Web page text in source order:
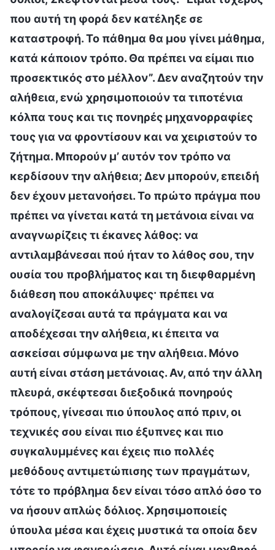
που αυτή τη φορά δεν κατέληξε σε
καταστροφή. Το πάθημα θα μου γίνει μάθημα,
κατά κάποιον τρόπο. Θα πρέπει να είμαι πιο
προσεκτικός στο μέλλον”. Δεν αναζητούν την
αλήθεια, ενώ χρησιμοποιούν τα τιποτένια
κόλπα τους και τις πονηρές μηχανορραφίες
τους για να φροντίσουν και να χειριστούν το
ζήτημα. Μπορούν μ’ αυτόν τον τρόπο να
κερδίσουν την αλήθεια; Δεν μπορούν, επειδή
δεν έχουν μετανοήσει. Το πρώτο πράγμα που
πρέπει να γίνεται κατά τη μετάνοια είναι να
αναγνωρίζεις τι έκανες λάθος: να
αντιλαμβάνεσαι πού ήταν το λάθος σου, την
ουσία του προβλήματος και τη διεφθαρμένη
διάθεση που αποκάλυψες· πρέπει να
αναλογίζεσαι αυτά τα πράγματα και να
αποδέχεσαι την αλήθεια, κι έπειτα να
ασκείσαι σύμφωνα με την αλήθεια. Μόνο
αυτή είναι στάση μετάνοιας. Αν, από την άλλη
πλευρά, σκέφτεσαι διεξοδικά πονηρούς
τρόπους, γίνεσαι πιο ύπουλος από πριν, οι
τεχνικές σου είναι πιο έξυπνες και πιο
συγκαλυμμένες και έχεις πιο πολλές
μεθόδους αντιμετώπισης των πραγμάτων,
τότε το πρόβλημα δεν είναι τόσο απλό όσο το
να ήσουν απλώς δόλιος. Χρησιμοποιείς
ύπουλα μέσα και έχεις μυστικά τα οποία δεν